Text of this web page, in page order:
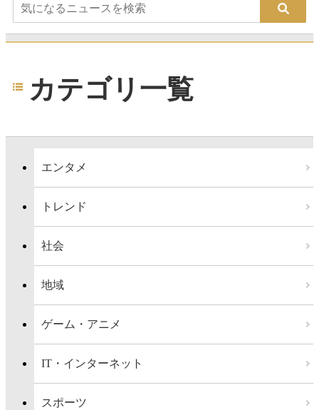
カテゴリ一覧
エンタメ
トレンド
社会
地域
ゲーム・アニメ
IT・インターネット
スポーツ